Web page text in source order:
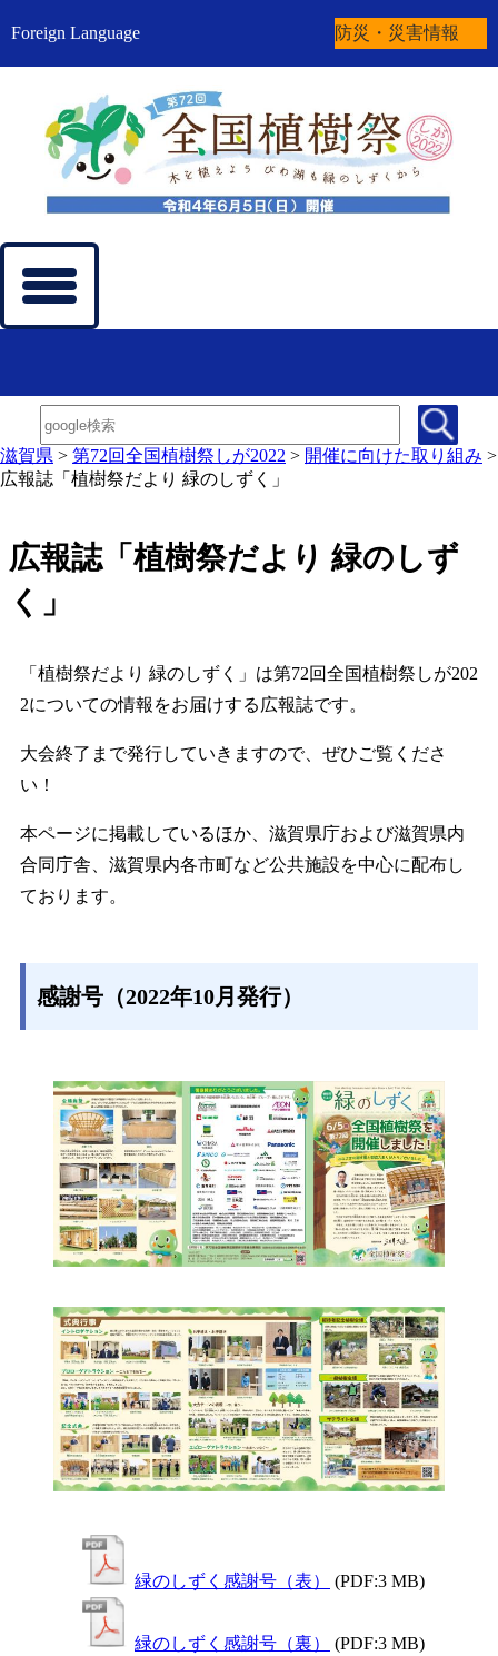
Foreign Language 防災・災害情報
滋賀県 > 第72回全国植樹祭しが2022 > 開催に向けた取り組み >
広報誌「植樹祭だより 緑のしずく」
広報誌「植樹祭だより 緑のしず
く」
「植樹祭だより 緑のしずく」は第72回全国植樹祭しが202
2についての情報をお届けする広報誌です。
大会終了まで発行していきますので、ぜひご覧くださ
い！
本ページに掲載しているほか、滋賀県庁および滋賀県内
合同庁舎、滋賀県内各市町など公共施設を中心に配布し
ております。
感謝号（2022年10月発行）
緑のしずく感謝号（表） (PDF:3 MB)
緑のしずく感謝号（裏） (PDF:3 MB)